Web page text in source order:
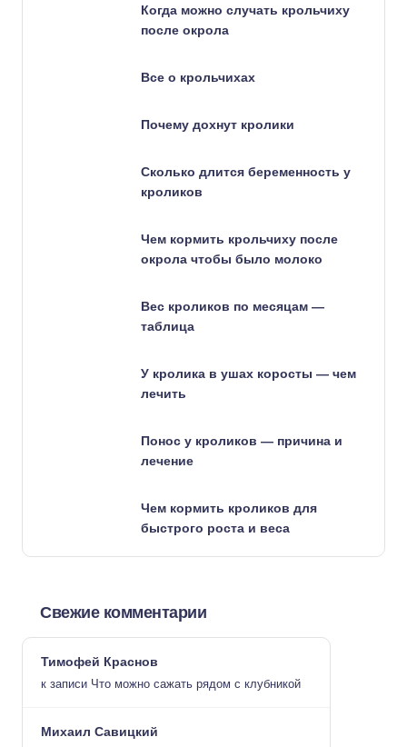
Когда можно случать крольчиху
после окрола
Все о крольчихах
Почему дохнут кролики
Сколько длится беременность у
кроликов
Чем кормить крольчиху после
окрола чтобы было молоко
Вес кроликов по месяцам —
таблица
У кролика в ушах коросты — чем
лечить
Понос у кроликов — причина и
лечение
Чем кормить кроликов для
быстрого роста и веса
Свежие комментарии
Тимофей Краснов
к записи Что можно сажать рядом с клубникой
Михаил Савицкий